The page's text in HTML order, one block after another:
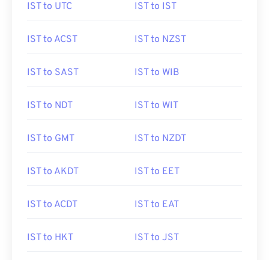
IST to UTC IST to IST
IST to ACST IST to NZST
IST to SAST IST to WIB
IST to NDT IST to WIT
IST to GMT IST to NZDT
IST to AKDT IST to EET
IST to ACDT IST to EAT
IST to HKT IST to JST